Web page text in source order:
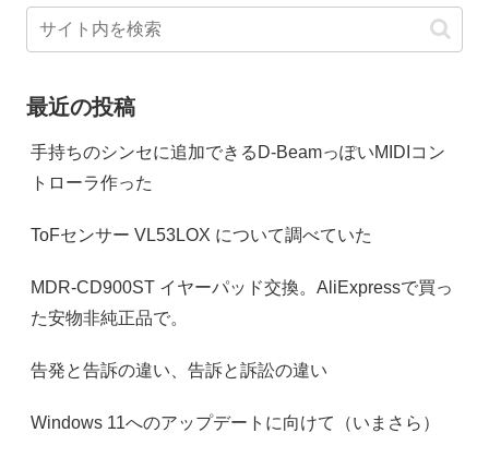
最近の投稿
手持ちのシンセに追加できるD-BeamっぽいMIDIコン
トローラ作った
ToFセンサー VL53LOX について調べていた
MDR-CD900ST イヤーパッド交換。AliExpressで買っ
た安物非純正品で。
告発と告訴の違い、告訴と訴訟の違い
Windows 11へのアップデートに向けて（いまさら）